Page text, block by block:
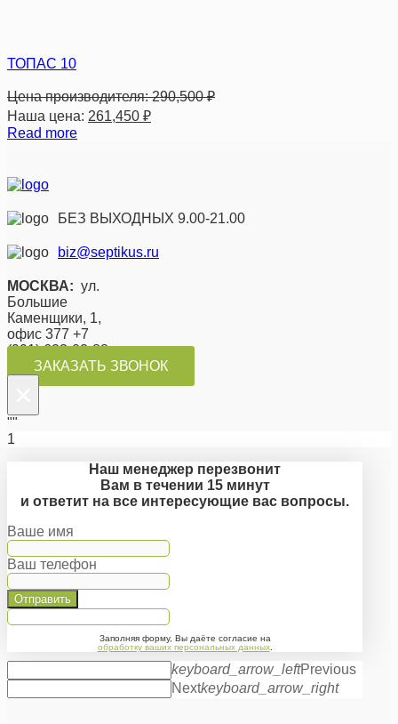
ТОПАС 10
Цена производителя:290,500₽
Наша цена: 261,450 ₽
Read more
БЕЗ ВЫХОДНЫХ 9.00-21.00
biz@septikus.ru
МОСКВА: ул.
Большие
Каменщики, 1,
офис 377 +7
(991) 623-02-88
ЗАКАЗАТЬ ЗВОНОК
""
1
Наш менеджер перезвонит
Вам в течении 15 минут
и ответит на все интересующие вас вопросы.
Ваше имя
Ваш телефон
Отправить
Заполняя форму, Вы даёте согласие на
обработку ваших персональных данных.
keyboard_arrow_leftPrevious
Nextkeyboard_arrow_right